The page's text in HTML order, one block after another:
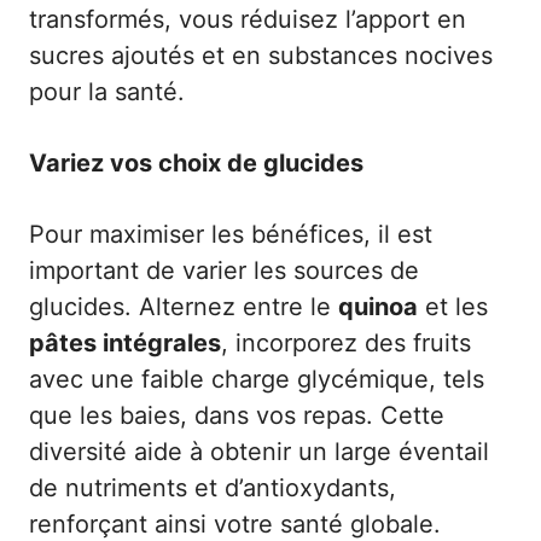
transformés, vous réduisez l’apport en
sucres ajoutés et en substances nocives
pour la santé.
Variez vos choix de glucides
Pour maximiser les bénéfices, il est
important de varier les sources de
glucides. Alternez entre le quinoa et les
pâtes intégrales, incorporez des fruits
avec une faible charge glycémique, tels
que les baies, dans vos repas. Cette
diversité aide à obtenir un large éventail
de nutriments et d’antioxydants,
renforçant ainsi votre santé globale.